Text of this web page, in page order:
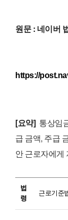
원문 : 네이버
https://
[요약] 통상임
급 금액, 주급
안 근로자에게
법
령
근로기준